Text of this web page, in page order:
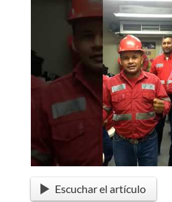
Escuchar el artículo